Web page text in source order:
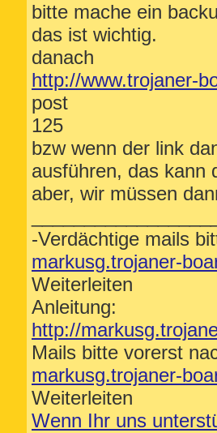
bitte mache ein
das ist wichtig.
danach
http://www.trojaner-
post
125
bzw wenn der link
ausführen, das kann
aber, wir müssen
-Verdächtige mails
markusg.trojaner-
Weiterleiten
Anleitung:
http://
Mails bitte vorerst
markusg.trojaner-
Weiterleiten
Wenn Ihr uns